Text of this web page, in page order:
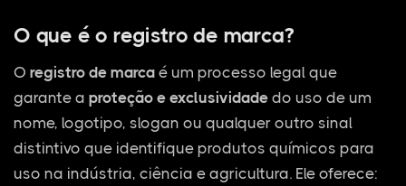
O que é o registro de marca?
O registro de marca é um processo legal que
garante a proteção e exclusividade do uso de um
nome, logotipo, slogan ou qualquer outro sinal
distintivo que identifique produtos químicos para
uso na indústria, ciência e agricultura. Ele oferece: